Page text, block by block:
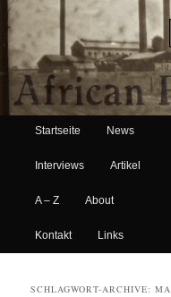
African Paper
Hauptmenü
Zum Inhalt wechseln
Zum sekundären Inhalt
Startseite News
Interviews Artikel
A – Z About
Kontakt Links
SCHLAGWORT-ARCHIVE: